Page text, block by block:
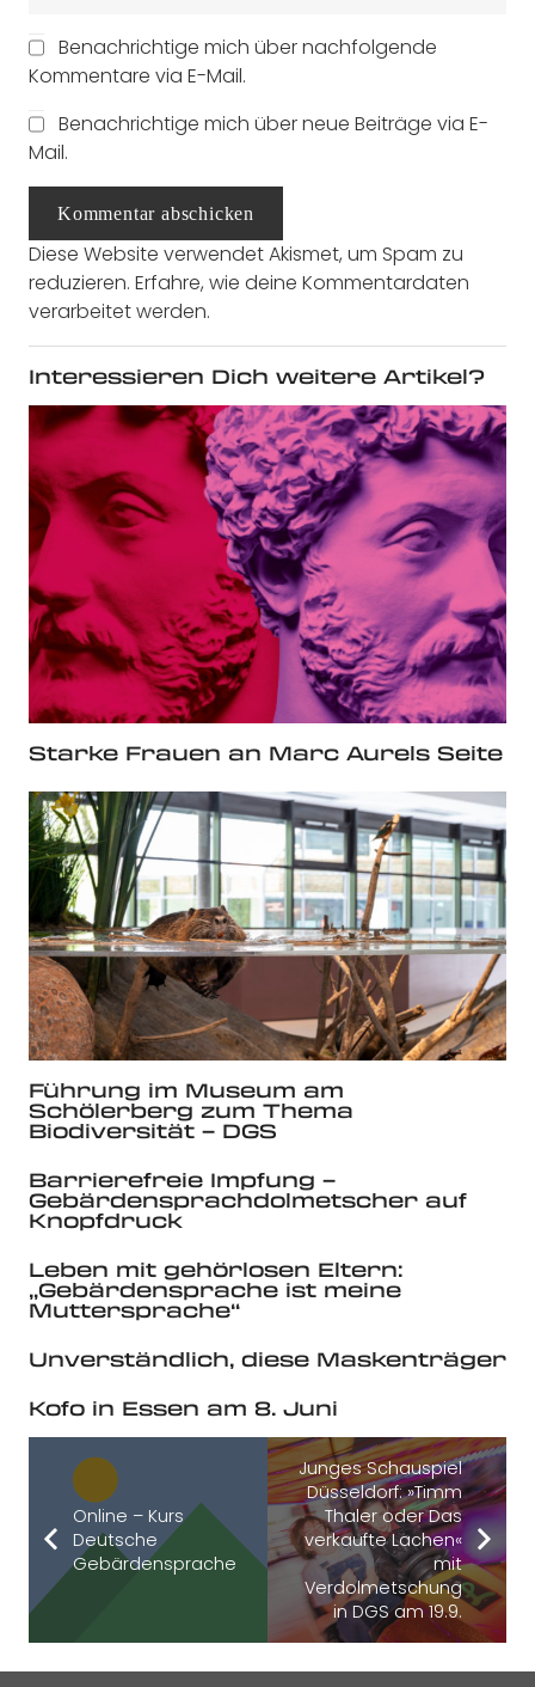
Benachrichtige mich über nachfolgende
Kommentare via E-Mail.
Benachrichtige mich über neue Beiträge via E-
Mail.
Kommentar abschicken
Diese Website verwendet Akismet, um Spam zu
reduzieren. Erfahre, wie deine Kommentardaten
verarbeitet werden.
Interessieren Dich weitere Artikel?
Starke Frauen an Marc Aurels Seite
Führung im Museum am
Schölerberg zum Thema
Biodiversität – DGS
Barrierefreie Impfung –
Gebärdensprachdolmetscher auf
Knopfdruck
Leben mit gehörlosen Eltern:
„Gebärdensprache ist meine
Muttersprache“
Unverständlich, diese Maskenträger
Kofo in Essen am 8. Juni
Online – Kurs
Deutsche
Gebärdensprache
Junges Schauspiel
Düsseldorf: »Timm
Thaler oder Das
verkaufte Lachen«
mit
Verdolmetschung
in DGS am 19.9.